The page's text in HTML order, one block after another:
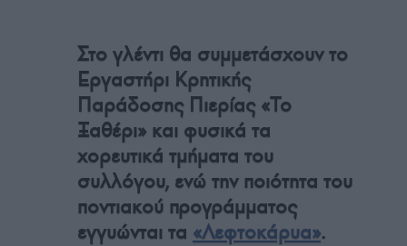
Στο γλέντι θα συμμετάσχουν το
Εργαστήρι Κρητικής
Παράδοσης Πιερίας «Το
Ξαθέρι» και φυσικά τα
χορευτικά τμήματα του
συλλόγου, ενώ την ποιότητα του
ποντιακού προγράμματος
εγγυώνται τα «Λεφτοκάρυα».